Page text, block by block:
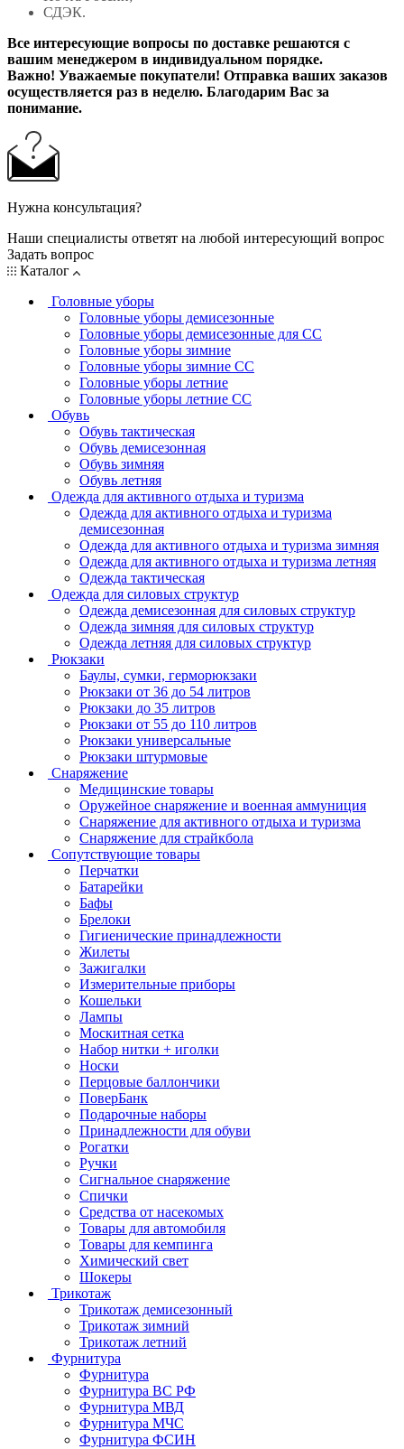
СДЭК.
Все интересующие вопросы по доставке решаются с
вашим менеджером в индивидуальном порядке.
Важно! Уважаемые покупатели! Отправка ваших заказов
осуществляется раз в неделю. Благодарим Вас за
понимание.
Нужна консультация?
Наши специалисты ответят на любой интересующий вопрос
Задать вопрос
Каталог
Головные уборы
Головные уборы демисезонные
Головные уборы демисезонные для СС
Головные уборы зимние
Головные уборы зимние СС
Головные уборы летние
Головные уборы летние СС
Обувь
Обувь тактическая
Обувь демисезонная
Обувь зимняя
Обувь летняя
Одежда для активного отдыха и туризма
Одежда для активного отдыха и туризма
демисезонная
Одежда для активного отдыха и туризма зимняя
Одежда для активного отдыха и туризма летняя
Одежда тактическая
Одежда для силовых структур
Одежда демисезонная для силовых структур
Одежда зимняя для силовых структур
Одежда летняя для силовых структур
Рюкзаки
Баулы, сумки, герморюкзаки
Рюкзаки от 36 до 54 литров
Рюкзаки до 35 литров
Рюкзаки от 55 до 110 литров
Рюкзаки универсальные
Рюкзаки штурмовые
Снаряжение
Медицинские товары
Оружейное снаряжение и военная аммуниция
Снаряжение для активного отдыха и туризма
Снаряжение для страйкбола
Сопутствующие товары
Перчатки
Батарейки
Бафы
Брелоки
Гигиенические принадлежности
Жилеты
Зажигалки
Измерительные приборы
Кошельки
Лампы
Москитная сетка
Набор нитки + иголки
Носки
Перцовые баллончики
ПоверБанк
Подарочные наборы
Принадлежности для обуви
Рогатки
Ручки
Сигнальное снаряжение
Спички
Средства от насекомых
Товары для автомобиля
Товары для кемпинга
Химический свет
Шокеры
Трикотаж
Трикотаж демисезонный
Трикотаж зимний
Трикотаж летний
Фурнитура
Фурнитура
Фурнитура ВС РФ
Фурнитура МВД
Фурнитура МЧС
Фурнитура ФСИН